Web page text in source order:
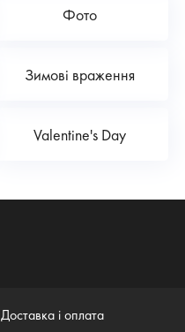
Фото
Зимові враження
Valentine's Day
Доставка і оплата